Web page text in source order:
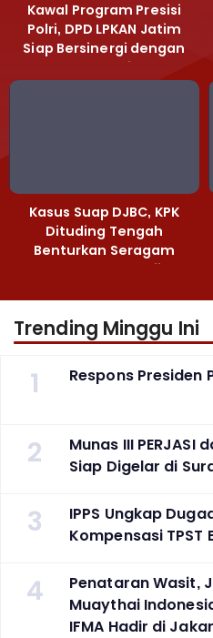
Kawal Program Presisi
Polri, DPD LPKAN Jatim
Siap Bersinergi dengan
Polda Jatim
Kasus Suap DJBC, KPK
Dituding Tengah
Benturkan Seragam
Cokelat dengan Hijau
Trending Minggu Ini
1 Respons Presiden
2
Munas III PERJASI
Siap Digelar di
3
IPPS Ungkap
Kompensasi
4
Penataran Wasit,
Muaythai
IFMA Hadir di